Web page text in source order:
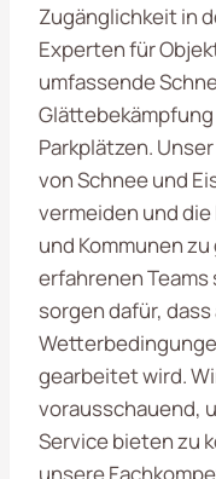
Zugänglichkeit in
Experten für
umfassende
Parkplätzen.
von Schnee und
vermeiden und
und Kommunen
erfahrenen
sorgen dafür,
gearbeitet wird.
vorausschauend,
Service bieten zu
unsere